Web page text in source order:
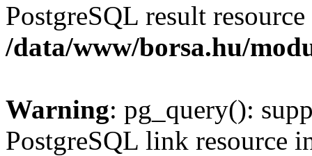
PostgreSQL result
/data/www/borsa.hu/
Warning: pg_query():
PostgreSQL link resource